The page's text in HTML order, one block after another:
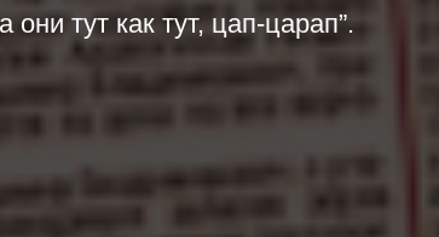
они тут как тут, цап-царап”.